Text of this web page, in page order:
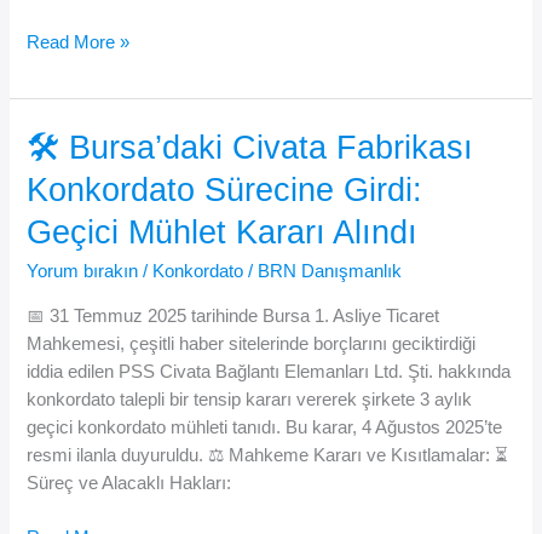
🏗️
Konkordato
Uzatıldı:
PSS
2
Ay
Nefes
Aldı
Read More »
🛠️ Bursa’daki Civata Fabrikası
Konkordato Sürecine Girdi:
Geçici Mühlet Kararı Alındı
Yorum bırakın / Konkordato / BRN Danışmanlık
📅 31 Temmuz 2025 tarihinde Bursa 1. Asliye Ticaret
Mahkemesi, çeşitli haber sitelerinde borçlarını geciktirdiği
iddia edilen PSS Civata Bağlantı Elemanları Ltd. Şti. hakkında
konkordato talepli bir tensip kararı vererek şirkete 3 aylık
geçici konkordato mühleti tanıdı. Bu karar, 4 Ağustos 2025’te
resmi ilanla duyuruldu. ⚖️ Mahkeme Kararı ve Kısıtlamalar: ⏳
Süreç ve Alacaklı Hakları: